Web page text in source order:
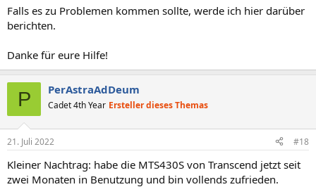
Falls es zu Problemen kommen sollte, werde ich hier darüber
berichten.
Danke für eure Hilfe!
P PerAstraAdDeum
Cadet 4th Year Ersteller dieses Themas
21. Juli 2022 #18
Kleiner Nachtrag: habe die MTS430S von Transcend jetzt seit
zwei Monaten in Benutzung und bin vollends zufrieden.